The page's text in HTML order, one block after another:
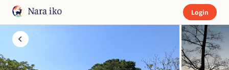
Login